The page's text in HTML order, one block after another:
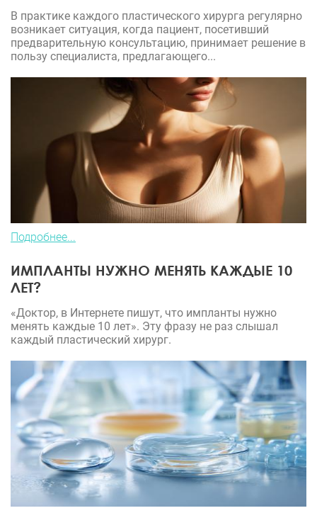
В практике каждого пластического хирурга регулярно
возникает ситуация, когда пациент, посетивший
предварительную консультацию, принимает решение в
пользу специалиста, предлагающего...
Подробнее...
ИМПЛАНТЫ НУЖНО МЕНЯТЬ КАЖДЫЕ 10
ЛЕТ?
«Доктор, в Интернете пишут, что импланты нужно
менять каждые 10 лет». Эту фразу не раз слышал
каждый пластический хирург.